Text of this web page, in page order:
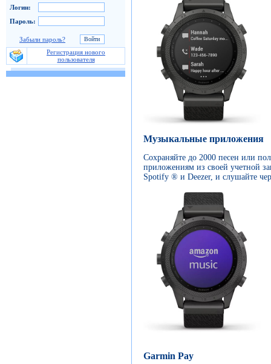
Логин:
Пароль:
Забыли пароль?
Регистрация нового
пользователя
Музыкальные приложения
Сохраняйте до 2000 песен или
приложениям из своей учетной
Spotify ® и Deezer, и слушайте
Garmin Pay